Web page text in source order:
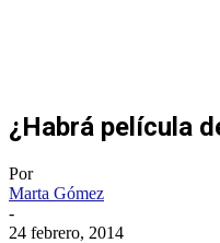
¿Habrá película
Por
Marta Gómez
-
24 febrero, 2014